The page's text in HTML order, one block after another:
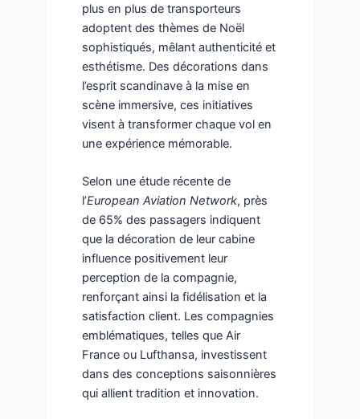
plus en plus de transporteurs
adoptent des thèmes de Noël
sophistiqués, mêlant authenticité et
esthétisme. Des décorations dans
l’esprit scandinave à la mise en
scène immersive, ces initiatives
visent à transformer chaque vol en
une expérience mémorable.
Selon une étude récente de
l’European Aviation Network, près
de 65% des passagers indiquent
que la décoration de leur cabine
influence positivement leur
perception de la compagnie,
renforçant ainsi la fidélisation et la
satisfaction client. Les compagnies
emblématiques, telles que Air
France ou Lufthansa, investissent
dans des conceptions saisonnières
qui allient tradition et innovation.